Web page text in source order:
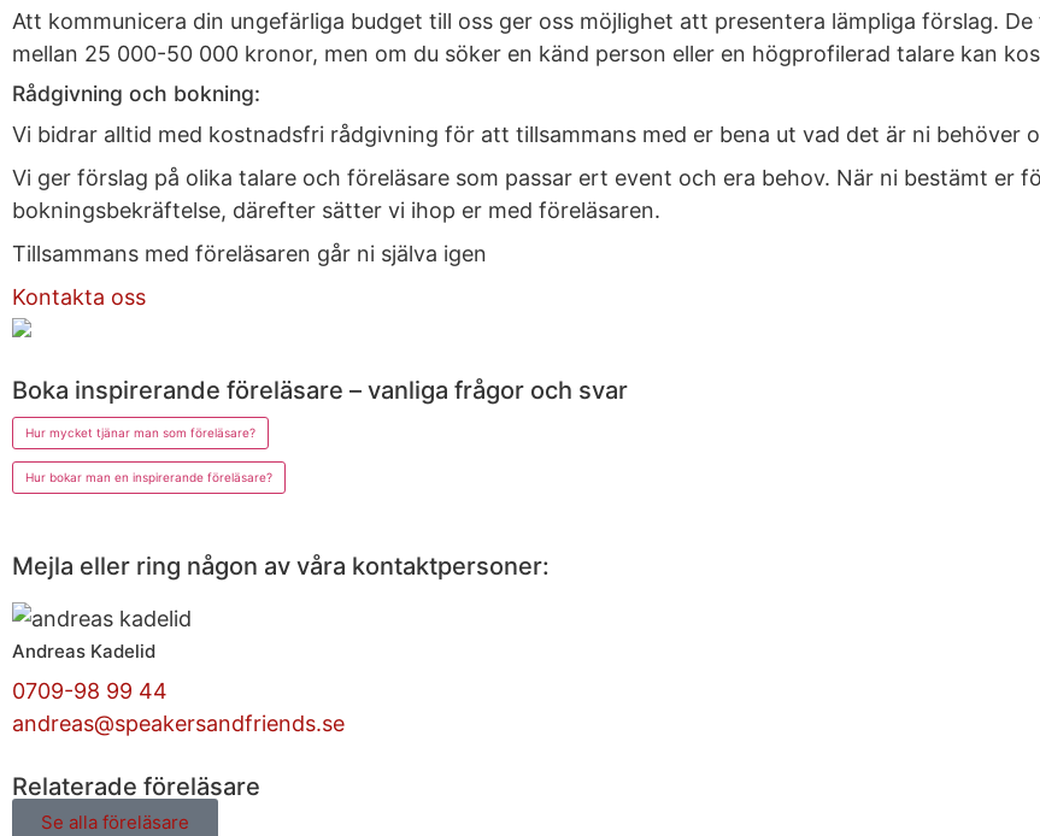
Att kommunicera din ungefärliga budget till oss ger oss möjlighet att presentera lämpliga förslag.
mellan 25 000-50 000 kronor, men om du söker en känd person eller en högprofilerad talare kan
Rådgivning och bokning:
Vi bidrar alltid med kostnadsfri rådgivning för att tillsammans med er bena ut vad det är ni behöver
Vi ger förslag på olika talare och föreläsare som passar ert event och era behov. När ni bestämt er
bokningsbekräftelse, därefter sätter vi ihop er med föreläsaren.
Tillsammans med föreläsaren går ni själva igen
Kontakta oss
Boka inspirerande föreläsare – vanliga frågor och svar
Hur mycket tjänar man som föreläsare?
Hur bokar man en inspirerande föreläsare?
Mejla eller ring någon av våra kontaktpersoner:
Andreas Kadelid ​
0709-98 99 44
andreas@speakersandfriends.se​
Relaterade föreläsare
Se alla föreläsare